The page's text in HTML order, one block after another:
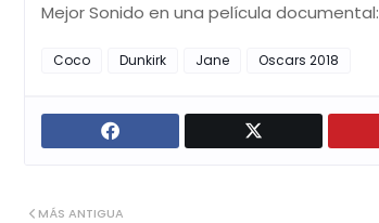
Mejor Sonido en una película documental:
Coco Dunkirk Jane Oscars 2018
MÁS ANTIGUA